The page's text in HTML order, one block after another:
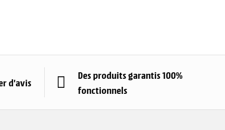
d'avis
Des produits garantis 100%
fonctionnels